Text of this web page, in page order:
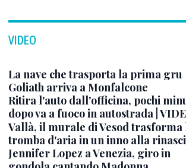
VIDEO
La nave che trasporta la prima gru
Goliath arriva a Monfalcone
Ritira l'auto dall'officina, pochi
dopo va a fuoco in autostrada |
Vallà, il murale di Vesod trasforma
tromba d'aria in un inno alla
Jennifer Lopez a Venezia, giro in